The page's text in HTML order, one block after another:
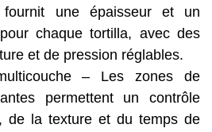
une épaisseur et un
chaque tortilla, avec des
et de pression réglables.
– Les zones de
permettent un contrôle
de la texture et du temps de